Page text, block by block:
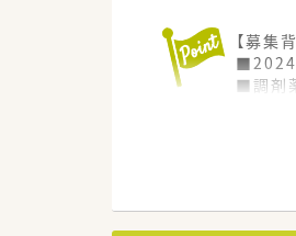
【募集
■2024
■調剤
■北陸
■調剤
■クリ